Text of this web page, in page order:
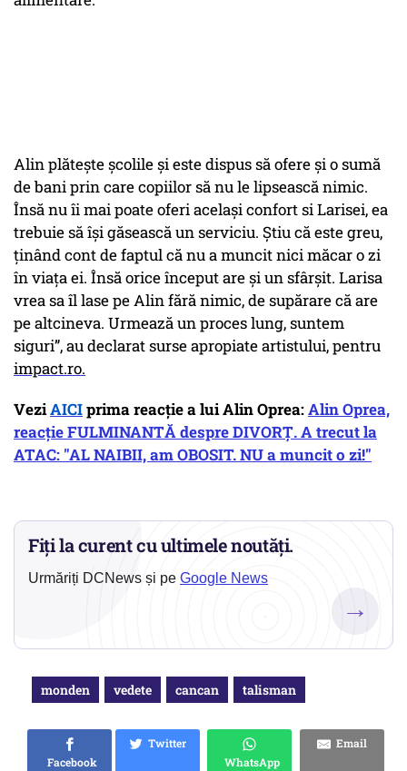
Alin plătește școlile și este dispus să ofere și o sumă
de bani prin care copiilor să nu le lipsească nimic.
Însă nu îi mai poate oferi același confort si Larisei, ea
trebuie să își găsească un serviciu. Știu că este greu,
ținând cont de faptul că nu a muncit nici măcar o zi
în viața ei. Însă orice început are și un sfârșit. Larisa
vrea sa îl lase pe Alin fără nimic, de supărare că are
pe altcineva. Urmează un proces lung, suntem
siguri”, au declarat surse apropiate artistului, pentru
impact.ro.
VeziAICIprima reacție a lui Alin Oprea:Alin Oprea,
reacție FULMINANTĂ despre DIVORȚ. A trecut la
ATAC: "AL NAIBII, am OBOSIT. NU a muncit o zi!"
Fiți la curent cu ultimele noutăți.
Urmăriți DCNews și pe Google News
→
monden vedete cancan talisman
Facebook
Twitter
WhatsApp
Email